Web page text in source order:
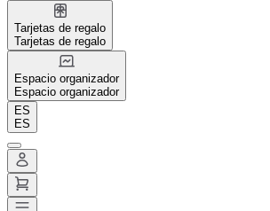
Tarjetas de regalo
Tarjetas de regalo
Espacio organizador
Espacio organizador
ES
ES